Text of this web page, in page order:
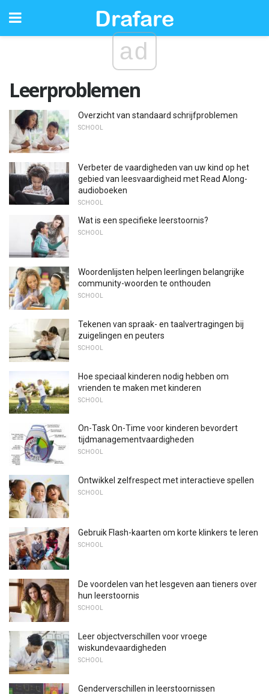
ad
Leerproblemen
Overzicht van standaard schrijfproblemen
SCHOOL
Verbeter de vaardigheden van uw kind op het
gebied van leesvaardigheid met Read Along-
audioboeken
SCHOOL
Wat is een specifieke leerstoornis?
SCHOOL
Woordenlijsten helpen leerlingen belangrijke
community-woorden te onthouden
SCHOOL
Tekenen van spraak- en taalvertragingen bij
zuigelingen en peuters
SCHOOL
Hoe speciaal kinderen nodig hebben om
vrienden te maken met kinderen
SCHOOL
On-Task On-Time voor kinderen bevordert
tijdmanagementvaardigheden
SCHOOL
Ontwikkel zelfrespect met interactieve spellen
SCHOOL
Gebruik Flash-kaarten om korte klinkers te leren
SCHOOL
De voordelen van het lesgeven aan tieners over
hun leerstoornis
SCHOOL
Leer objectverschillen voor vroege
wiskundevaardigheden
SCHOOL
Genderverschillen in leerstoornissen